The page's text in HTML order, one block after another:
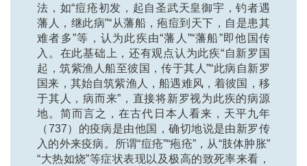
法，如“痘疮初发，起自圣武天皇御宇，钓者遇
藩人，继此病”“从藩船，疱痘到天下，自是患其
难者多”等，认为此疾由“藩人”“藩船”即他国传
入。在此基础上，还有观点认为此疾“自新罗国
起，筑紫渔人船至彼国，传于其人”“此病自新罗
国来，其始自筑紫渔人，船遇难风，着彼国，移
于其人，病而来”，直接将新罗视为此疾的病源
地。简而言之，在古代日本人看来，天平九年
（737）的疫病是由他国，确切地说是由新罗传
入的外来疫病。所谓“痘疮”“疱疮”，从“肢体肿胀”
“大热如烧”等症状表现以及极高的致死率来看，